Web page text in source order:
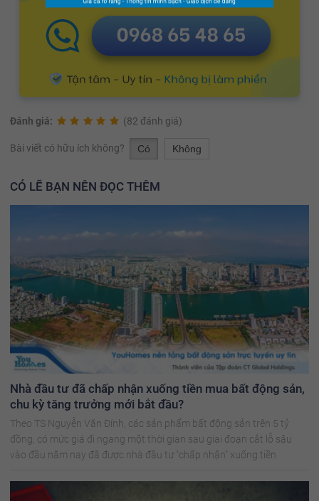
Đánh giá: (82 đánh giá)
Bài viết có hữu ích không? Có Không
CÓ LẼ BẠN NÊN ĐỌC THÊM
Nhà đầu tư đã chấp nhận xuống tiền mua bất động sản,
chu kỳ tăng trưởng mới bắt đầu?
Theo TS Nguyễn Văn Đính, các sản phẩm bất động sản trên 5 tỷ
đồng, có mức giá đi ngang một thời gian sau giai đoạn cắt lỗ sâu
vào đầu năm nay đã được nhà đầu tư "chấp nhận" xuống tiền